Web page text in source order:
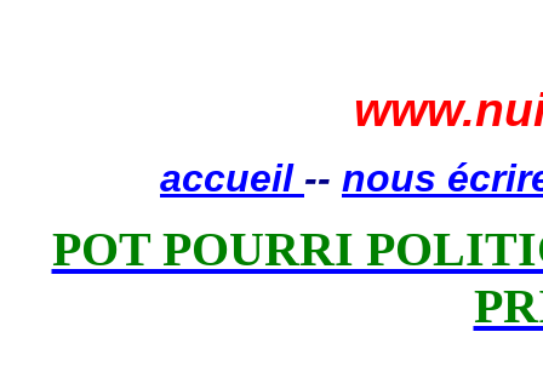
accueil -- nous
POT POURRI